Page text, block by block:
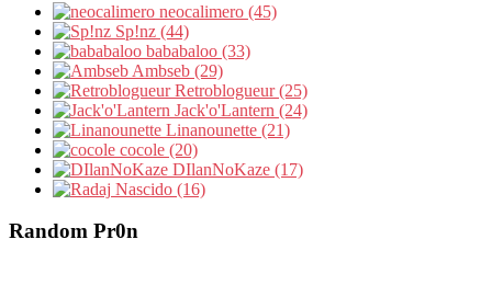
neocalimero (45)
Sp!nz (44)
bababaloo (33)
Ambseb (29)
Retroblogueur (25)
Jack'o'Lantern (24)
Linanounette (21)
cocole (20)
DIlanNoKaze (17)
Nascido (16)
Random Pr0n